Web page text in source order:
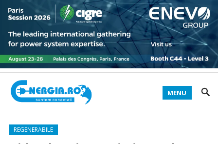
MENU
REGENERABILE